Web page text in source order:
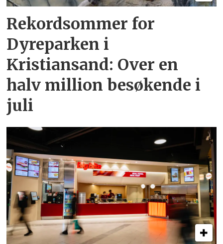
Rekordsommer for
Dyreparken i
Kristiansand: Over en
halv million besøkende i
juli